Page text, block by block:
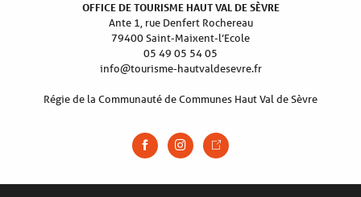
OFFICE DE TOURISME HAUT VAL DE SÈVRE
Ante 1, rue Denfert Rochereau
79400 Saint-Maixent-l’Ecole
05 49 05 54 05
info@tourisme-hautvaldesevre.fr
Régie de la Communauté de Communes Haut Val de Sèvre